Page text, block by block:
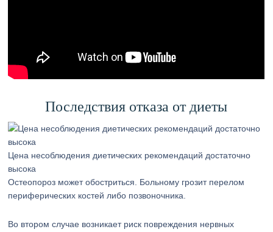
Последствия отказа от диеты
Цена несоблюдения диетических рекомендаций достаточно
высока
Остеопороз может обостриться. Больному грозит перелом
периферических костей либо позвоночника.
Во втором случае возникает риск повреждения нервных